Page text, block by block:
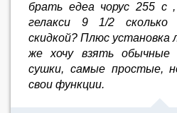
брать едеа чорус 255 с
гелакси 9 1/2
скидкой? Плюс установка
же хочу взять обычные
сушки, самые простые,
свои функции.